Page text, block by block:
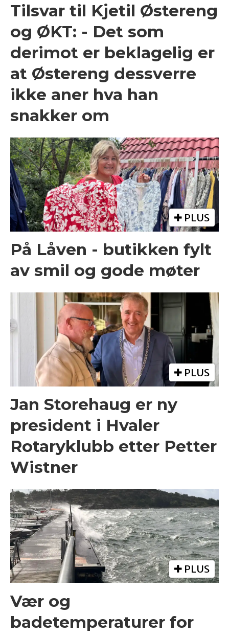
Tilsvar til Kjetil Østereng
og ØKT: - Det som
derimot er beklagelig er
at Østereng dessverre
ikke aner hva han
snakker om
PLUS
På Låven - butikken fylt
av smil og gode møter
PLUS
Jan Storehaug er ny
president i Hvaler
Rotaryklubb etter Petter
Wistner
PLUS
Vær og
badetemperaturer for